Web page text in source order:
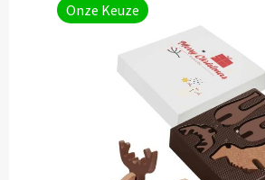
Onze Keuze